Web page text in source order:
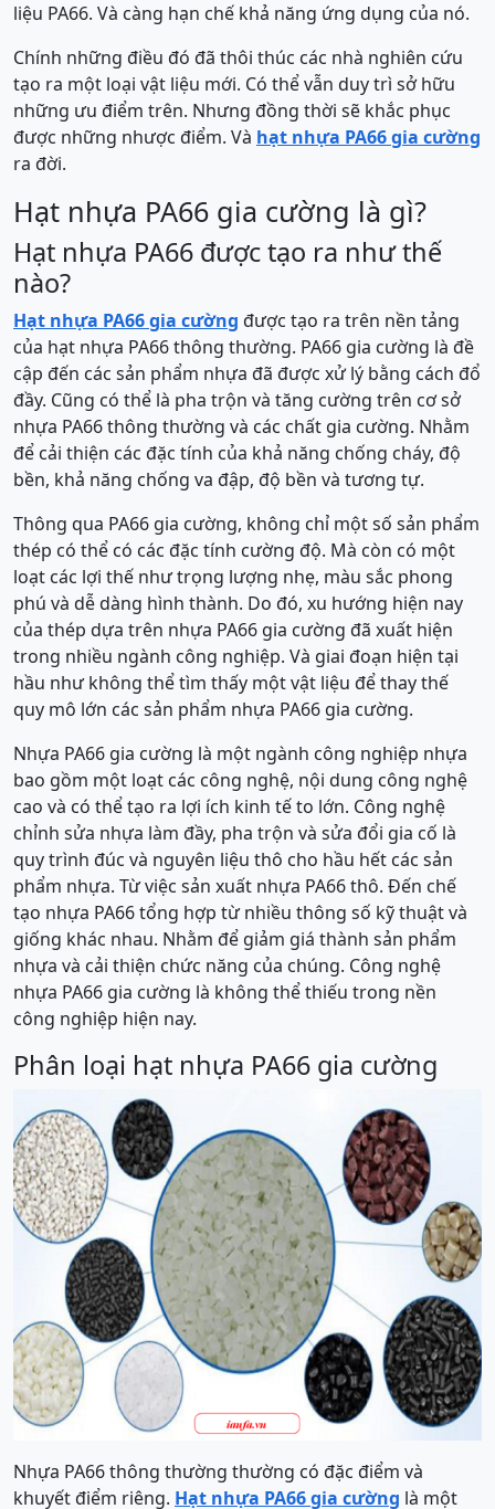
liệu PA66. Và càng hạn chế khả năng ứng dụng của nó.
Chính những điều đó đã thôi thúc các nhà nghiên cứu
tạo ra một loại vật liệu mới. Có thể vẫn duy trì sở hữu
những ưu điểm trên. Nhưng đồng thời sẽ khắc phục
được những nhược điểm. Và hạt nhựa PA66 gia cường
ra đời.
Hạt nhựa PA66 gia cường là gì?
Hạt nhựa PA66 được tạo ra như thế
nào?
Hạt nhựa PA66 gia cường được tạo ra trên nền tảng
của hạt nhựa PA66 thông thường. PA66 gia cường là đề
cập đến các sản phẩm nhựa đã được xử lý bằng cách đổ
đầy. Cũng có thể là pha trộn và tăng cường trên cơ sở
nhựa PA66 thông thường và các chất gia cường. Nhằm
để cải thiện các đặc tính của khả năng chống cháy, độ
bền, khả năng chống va đập, độ bền và tương tự.
Thông qua PA66 gia cường, không chỉ một số sản phẩm
thép có thể có các đặc tính cường độ. Mà còn có một
loạt các lợi thế như trọng lượng nhẹ, màu sắc phong
phú và dễ dàng hình thành. Do đó, xu hướng hiện nay
của thép dựa trên nhựa PA66 gia cường đã xuất hiện
trong nhiều ngành công nghiệp. Và giai đoạn hiện tại
hầu như không thể tìm thấy một vật liệu để thay thế
quy mô lớn các sản phẩm nhựa PA66 gia cường.
Nhựa PA66 gia cường là một ngành công nghiệp nhựa
bao gồm một loạt các công nghệ, nội dung công nghệ
cao và có thể tạo ra lợi ích kinh tế to lớn. Công nghệ
chỉnh sửa nhựa làm đầy, pha trộn và sửa đổi gia cố là
quy trình đúc và nguyên liệu thô cho hầu hết các sản
phẩm nhựa. Từ việc sản xuất nhựa PA66 thô. Đến chế
tạo nhựa PA66 tổng hợp từ nhiều thông số kỹ thuật và
giống khác nhau. Nhằm để giảm giá thành sản phẩm
nhựa và cải thiện chức năng của chúng. Công nghệ
nhựa PA66 gia cường là không thể thiếu trong nền
công nghiệp hiện nay.
Phân loại hạt nhựa PA66 gia cường
Nhựa PA66 thông thường thường có đặc điểm và
khuyết điểm riêng. Hạt nhựa PA66 gia cường là một